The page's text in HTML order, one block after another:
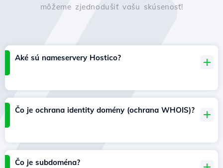
môžeme zjednodušiť vašu skúsenosť!
Aké sú nameservery Hostico?
Čo je ochrana identity domény (ochrana WHOIS)?
Čo je subdoména?